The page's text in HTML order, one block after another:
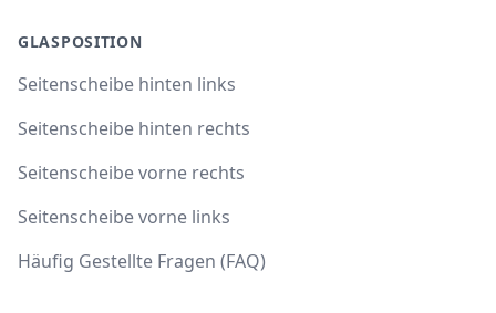
GLASPOSITION
Seitenscheibe hinten links
Seitenscheibe hinten rechts
Seitenscheibe vorne rechts
Seitenscheibe vorne links
Häufig Gestellte Fragen (FAQ)